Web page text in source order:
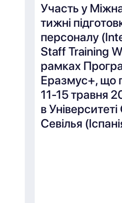
Участь у
тижні
персоналу
Staff Training
рамках
Еразмус+, що
11-15 травня
в Університеті
Севілья